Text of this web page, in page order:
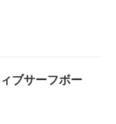
ブサーフボー